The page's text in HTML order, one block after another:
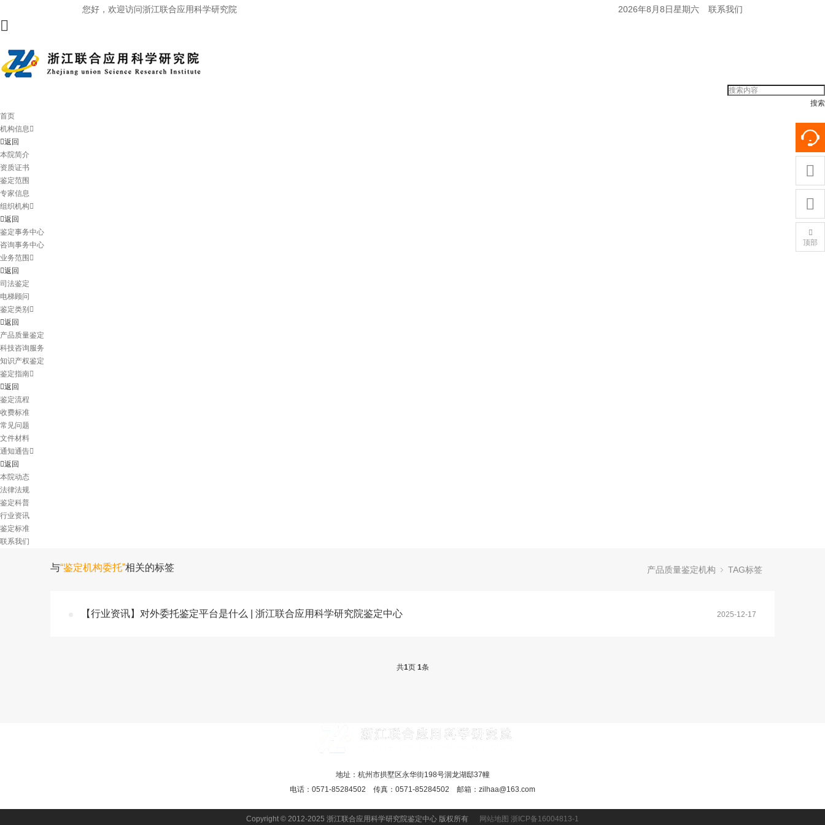
您好，欢迎访问浙江联合应用科学研究院 2026年8月8日星期六 联系我们
搜索
首页
机构信息
返回
本院简介
资质证书
鉴定范围
专家信息
组织机构
返回
鉴定事务中心
咨询事务中心
业务范围
返回
司法鉴定
电梯顾问
鉴定类别
返回
产品质量鉴定
科技咨询服务
知识产权鉴定
鉴定指南
返回
鉴定流程
收费标准
常见问题
文件材料
通知通告
返回
本院动态
法律法规
鉴定科普
行业资讯
鉴定标准
联系我们
与“鉴定机构委托”相关的标签 产品质量鉴定机构 TAG标签
【行业资讯】对外委托鉴定平台是什么 | 浙江联合应用科学研究院鉴定中心 2025-12-17
共1页 1条
地址：杭州市拱墅区永华街198号洄龙湖邸37幢
电话：0571-85284502 传真：0571-85284502 邮箱：zilhaa@163.com
Copyright © 2012-2025 浙江联合应用科学研究院鉴定中心 版权所有 网站地图 浙ICP备16004813-1



顶部